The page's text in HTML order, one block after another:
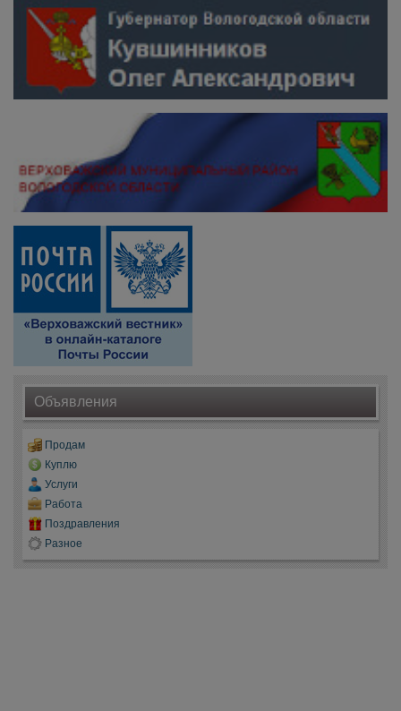
Объявления
Продам
Куплю
Услуги
Работа
Поздравления
Разное